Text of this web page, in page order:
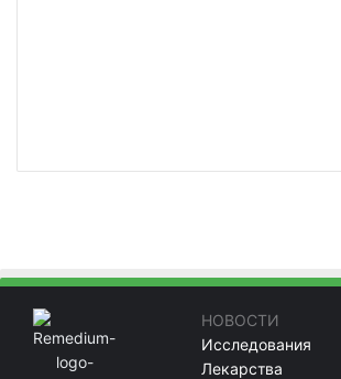
НОВОСТИ
Исследования
Лекарства